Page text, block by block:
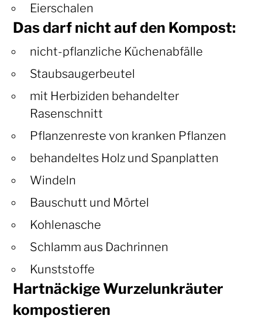
Eierschalen
Das darf nicht auf den Kompost:
nicht-pflanzliche Küchenabfälle
Staubsaugerbeutel
mit Herbiziden behandelter
Rasenschnitt
Pflanzenreste von kranken Pflanzen
behandeltes Holz und Spanplatten
Windeln
Bauschutt und Mörtel
Kohlenasche
Schlamm aus Dachrinnen
Kunststoffe
Hartnäckige Wurzelunkräuter
kompostieren